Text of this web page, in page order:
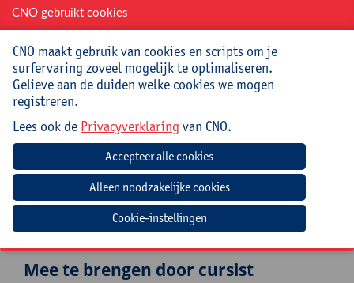
ondersteunen in het versterken van de
Praktisch
Cursuscode:
Cursusmateriaal en lunch inbegrepen
Jouw bijdrage: 132 EUR.
Inlichtingen bij: Tamara Bonne, 03 265 29 89,
tamara.bonne@uantwerpen.be
Mee te brengen door cursist
CNO gebruikt cookies
CNO maakt gebruik van cookies en scripts om je
surfervaring zoveel mogelijk te optimaliseren.
Gelieve aan de duiden welke cookies we mogen
registreren.
Lees ook de Privacyverklaring van CNO.
Cookie-instellingen